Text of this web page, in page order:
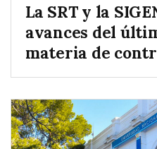
La SRT y la
avances del
materia de